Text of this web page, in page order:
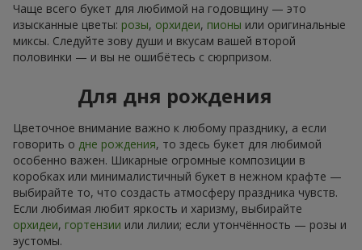
Чаще всего букет для любимой на годовщину — это
изысканные цветы: розы, орхидеи, пионы или оригинальные
миксы. Следуйте зову души и вкусам вашей второй
половинки — и вы не ошибётесь с сюрпризом.
Для дня рождения
Цветочное внимание важно к любому празднику, а если
говорить о дне рождения, то здесь букет для любимой
особенно важен. Шикарные огромные композиции в
коробках или минималистичный букет в нежном крафте —
выбирайте то, что создасть атмосферу праздника чувств.
Если любимая любит яркость и харизму, выбирайте
орхидеи, гортензии или лилии; если утончённость — розы и
эустомы.